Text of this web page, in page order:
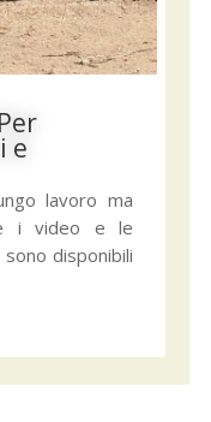
e
lavoro ma
i video e le
disponibili